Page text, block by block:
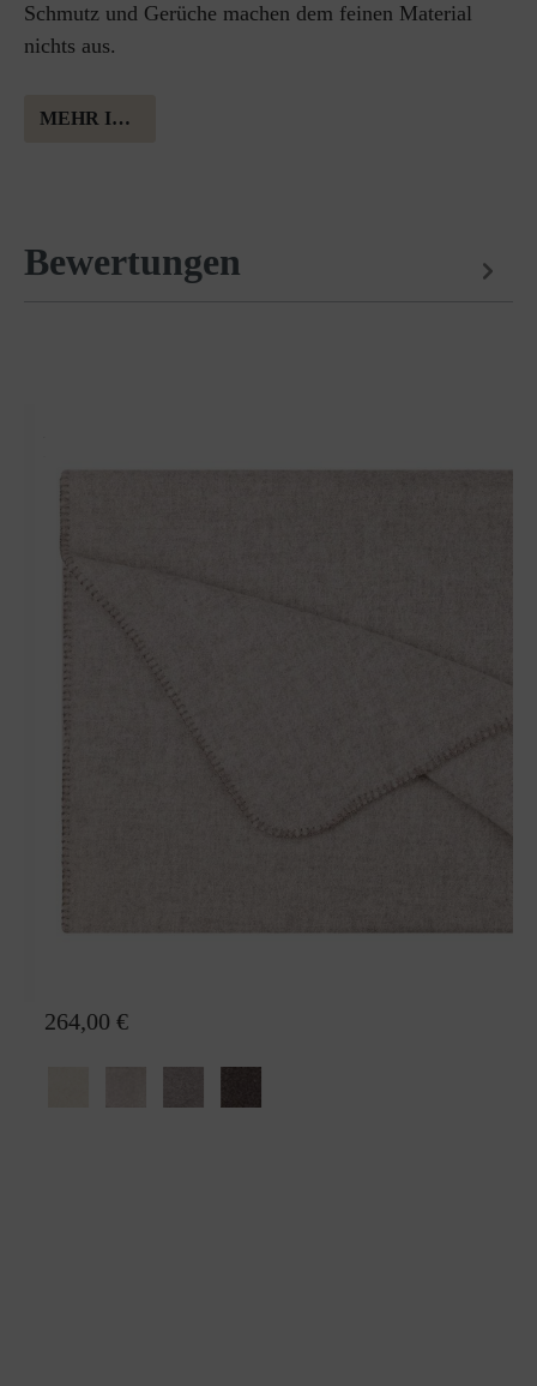
Schmutz und Gerüche machen dem feinen Material
nichts aus.
MEHR INFORMATION ÜBER MERINOWOLLE
Bewertungen
264,00 €